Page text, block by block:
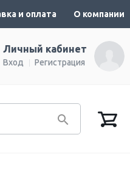
и оплата О компании
Личный кабинет
Вход Регистрация